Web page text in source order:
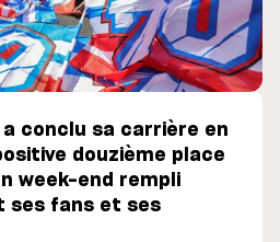
a conclu sa carrière en
douzième place
week-end rempli
ses fans et ses